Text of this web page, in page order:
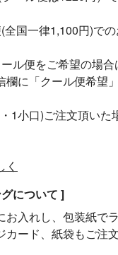
国一律1,100円)で
ル便をご希望の場
欄に「クール便希望
1小口)ご注文頂いた
について ]
お入れし、包装紙で
カード、紙袋もご注